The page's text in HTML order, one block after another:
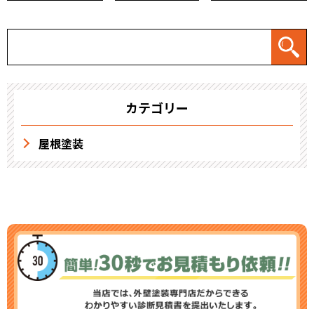
カテゴリー
屋根塗装